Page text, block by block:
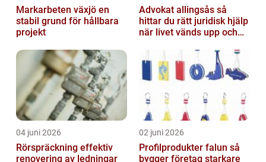
Markarbeten växjö en
stabil grund för hållbara
projekt
Advokat allingsås så
hittar du rätt juridisk hjälp
när livet vänds upp och
04 juni 2026
Rörspräckning effektiv
renovering av ledningar
02 juni 2026
Profilprodukter falun så
bygger företag starkare